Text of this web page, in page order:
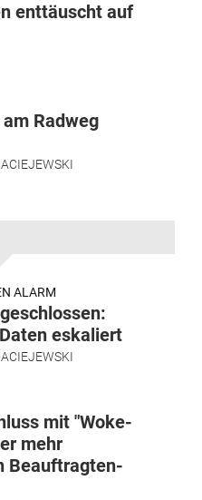
enttäuscht auf
Radweg
ALARM
eskaliert
mit "Woke-
mehr
Beauftragten-